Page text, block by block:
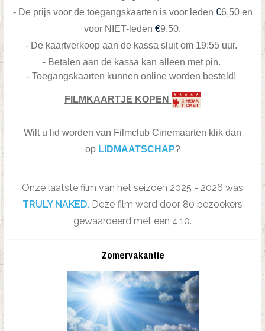
- De prijs voor de toegangskaarten is voor leden €6,50 en
voor NIET-leden €9,50.
- De kaartverkoop aan de kassa sluit om 19:55 uur.
- Betalen aan de kassa kan alleen met pin.
- Toegangskaarten kunnen online worden besteld!
FILMKAARTJE KOPEN
Wilt u lid worden van Filmclub Cinemaarten klik dan
op LIDMAATSCHAP?
Onze laatste film van het seizoen 2025 - 2026 was
TRULY NAKED. Deze film werd door 80 bezoekers
gewaardeerd met een 4,10.
Zomervakantie